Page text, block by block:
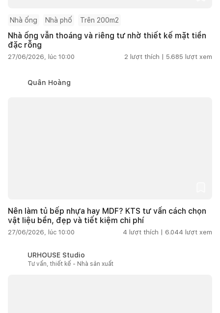
Nhà ống Nhà phố Trên 200m2
Nhà ống vẫn thoáng và riêng tư nhờ thiết kế mặt tiền
đặc rỗng
27/06/2026, lúc 10:00 2 lượt thích | 5.685 lượt xem
Quân Hoàng
Nên làm tủ bếp nhựa hay MDF? KTS tư vấn cách chọn
vật liệu bền, đẹp và tiết kiệm chi phí
27/06/2026, lúc 10:00 4 lượt thích | 6.044 lượt xem
URHOUSE Studio
Tư vấn, thiết kế - Nhà sản xuất